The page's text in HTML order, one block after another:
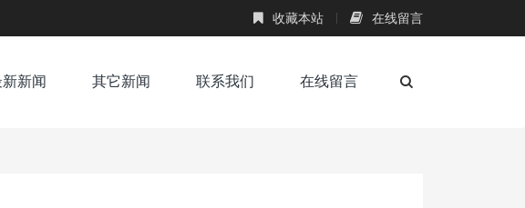
收藏本站 在线留言
新闻 其它新闻 联系我们 在线留言